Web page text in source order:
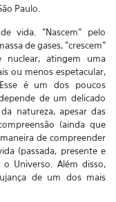
Paulo.
vida. "Nascem" pelo
de gases, "crescem"
nuclear, atingem uma
ou menos espetacular,
é um dos poucos
de um delicado
natureza, apesar das
(ainda que
de compreender
(passada, presente e
Universo. Além disso,
de um dos mais